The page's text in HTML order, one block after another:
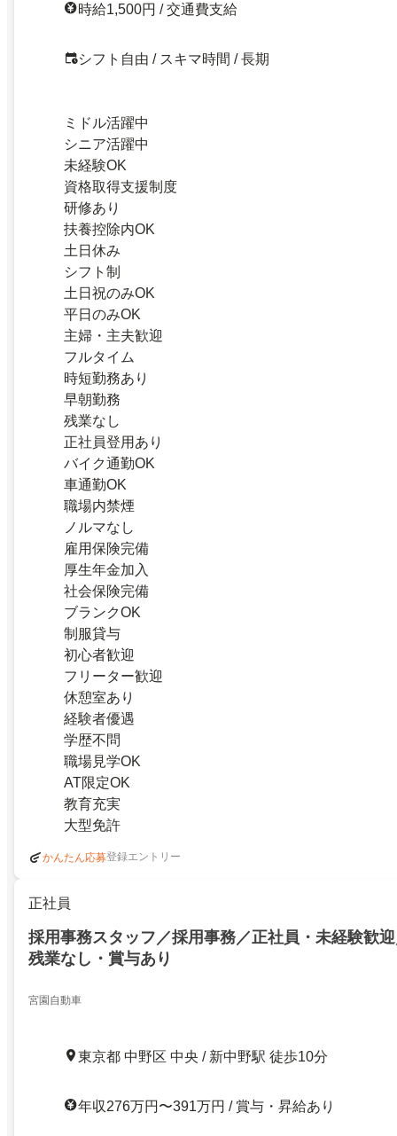
時給1,500円 / 交通費支給
シフト自由 / スキマ時間 / 長期
ミドル活躍中
シニア活躍中
未経験OK
資格取得支援制度
研修あり
扶養控除内OK
土日休み
シフト制
土日祝のみOK
平日のみOK
主婦・主夫歓迎
フルタイム
時短勤務あり
早朝勤務
残業なし
正社員登用あり
バイク通勤OK
車通勤OK
職場内禁煙
ノルマなし
雇用保険完備
厚生年金加入
社会保険完備
ブランクOK
制服貸与
初心者歓迎
フリーター歓迎
休憩室あり
経験者優遇
学歴不問
職場見学OK
AT限定OK
教育充実
大型免許
かんたん応募登録エントリー
正社員
採用事務スタッフ／採用事務／正社員・未経験歓
残業なし・賞与あり
宮園自動車
東京都 中野区 中央 / 新中野駅 徒歩10分
年収276万円〜391万円 / 賞与・昇給あり